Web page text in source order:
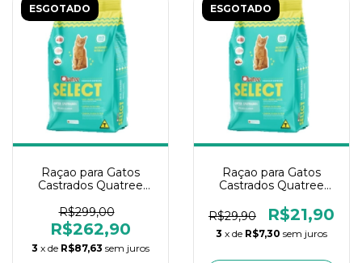
ESGOTADO
Raçao para Gatos
Castrados Quatree
R$299,00
R$262,90
3 x de R$87,63 sem juros
ESGOTADO
Raçao para Gatos
Castrados Quatree
R$29,90
R$21,90
3 x de R$7,30 sem juros